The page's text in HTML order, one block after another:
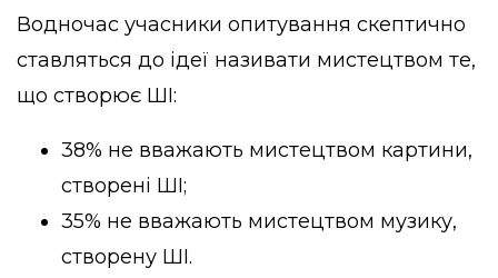
Водночас учасники опитування скептично
ставляться до ідеї називати мистецтвом те,
що створює ШІ:
38% не вважають мистецтвом картини,
створені ШІ;
35% не вважають мистецтвом музику,
створену ШІ.